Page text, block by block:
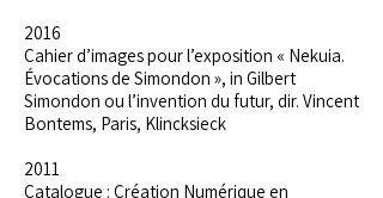
2016
Cahier d’images pour l’exposition « Nekuia.
Évocations de Simondon », in Gilbert
Simondon ou l’invention du futur, dir. Vincent
Bontems, Paris, Klincksieck
2011
Catalogue : Création Numérique en